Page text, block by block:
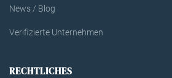
News / Blog
Verifizierte Unternehmen
RECHTLICHES